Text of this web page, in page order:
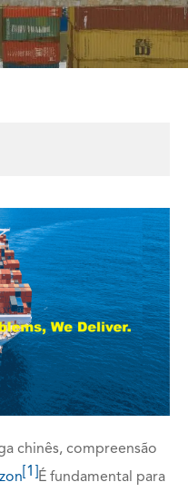
chinês, compreensão
[1] É fundamental para